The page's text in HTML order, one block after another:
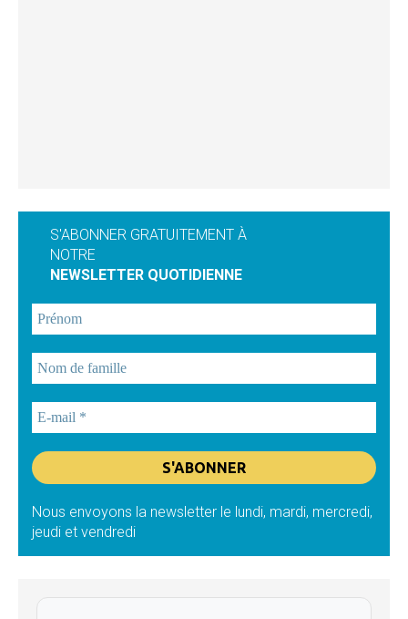
S'ABONNER GRATUITEMENT À
NOTRE
NEWSLETTER QUOTIDIENNE
Nous envoyons la newsletter le lundi, mardi, mercredi,
jeudi et vendredi